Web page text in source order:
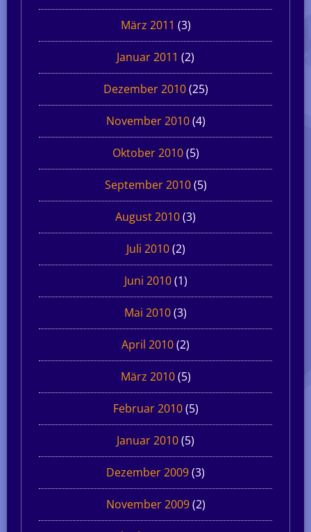
März 2011 (3)
Januar 2011 (2)
Dezember 2010(25)
November 2010(4)
Oktober 2010(5)
September 2010(5)
August 2010(3)
Juli 2010(2)
Juni 2010(1)
Mai 2010(3)
April 2010(2)
März 2010(5)
Februar 2010(5)
Januar 2010(5)
Dezember 2009(3)
November 2009(2)